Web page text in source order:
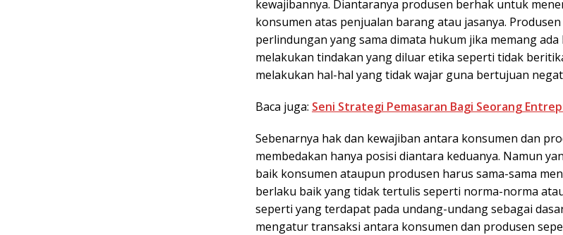
kewajibannya. Diantaranya produsen berhak untuk
konsumen atas penjualan barang atau jasanya.
perlindungan yang sama dimata hukum jika memang
melakukan tindakan yang diluar etika seperti tidak
melakukan hal-hal yang tidak wajar guna bertujuan
Baca juga: Seni Strategi Pemasaran Bagi Seorang
Sebenarnya hak dan kewajiban antara konsumen dan
membedakan hanya posisi diantara keduanya. Namun
baik konsumen ataupun produsen harus sama-sama
berlaku baik yang tidak tertulis seperti norma-norma
seperti yang terdapat pada undang-undang sebagai
mengatur transaksi antara konsumen dan produsen